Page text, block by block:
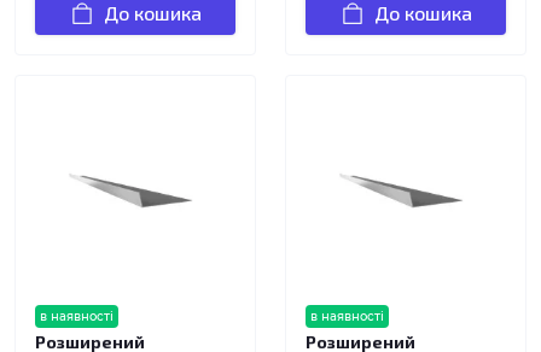
До кошика До кошика
в наявності
Розширений
в наявності
Розширений